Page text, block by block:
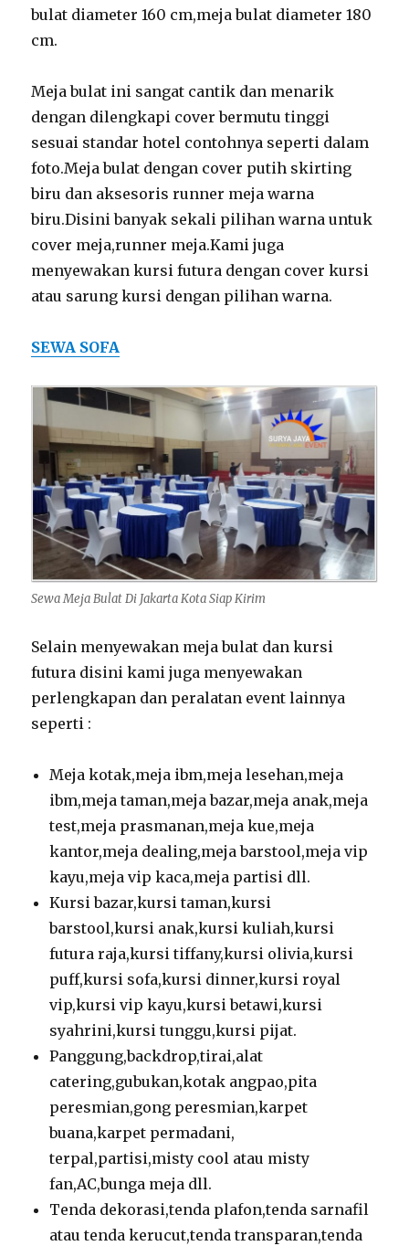
bulat diameter 160 cm,meja bulat diameter 180
cm.
Meja bulat ini sangat cantik dan menarik
dengan dilengkapi cover bermutu tinggi
sesuai standar hotel contohnya seperti dalam
foto.Meja bulat dengan cover putih skirting
biru dan aksesoris runner meja warna
biru.Disini banyak sekali pilihan warna untuk
cover meja,runner meja.Kami juga
menyewakan kursi futura dengan cover kursi
atau sarung kursi dengan pilihan warna.
SEWA SOFA
Sewa Meja Bulat Di Jakarta Kota Siap Kirim
Selain menyewakan meja bulat dan kursi
futura disini kami juga menyewakan
perlengkapan dan peralatan event lainnya
seperti :
Meja kotak,meja ibm,meja lesehan,meja
ibm,meja taman,meja bazar,meja anak,meja
test,meja prasmanan,meja kue,meja
kantor,meja dealing,meja barstool,meja vip
kayu,meja vip kaca,meja partisi dll.
Kursi bazar,kursi taman,kursi
barstool,kursi anak,kursi kuliah,kursi
futura raja,kursi tiffany,kursi olivia,kursi
puff,kursi sofa,kursi dinner,kursi royal
vip,kursi vip kayu,kursi betawi,kursi
syahrini,kursi tunggu,kursi pijat.
Panggung,backdrop,tirai,alat
catering,gubukan,kotak angpao,pita
peresmian,gong peresmian,karpet
buana,karpet permadani,
terpal,partisi,misty cool atau misty
fan,AC,bunga meja dll.
Tenda dekorasi,tenda plafon,tenda sarnafil
atau tenda kerucut,tenda transparan,tenda